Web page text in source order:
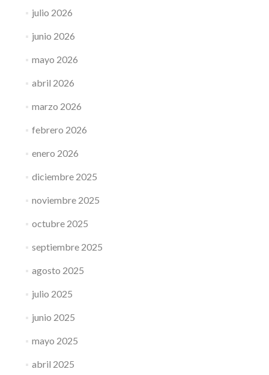
julio 2026
junio 2026
mayo 2026
abril 2026
marzo 2026
febrero 2026
enero 2026
diciembre 2025
noviembre 2025
octubre 2025
septiembre 2025
agosto 2025
julio 2025
junio 2025
mayo 2025
abril 2025